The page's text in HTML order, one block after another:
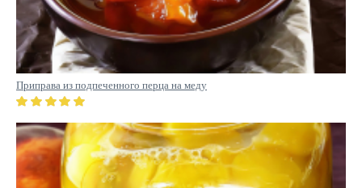
Приправа из подпеченного перца на меду